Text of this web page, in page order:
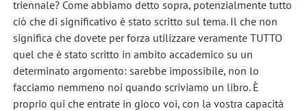
triennale? Come abbiamo detto sopra, potenzialmente tutto
ciò che di significativo è stato scritto sul tema. Il che non
significa che dovete per forza utilizzare veramente TUTTO
quel che è stato scritto in ambito accademico su un
determinato argomento: sarebbe impossibile, non lo
facciamo nemmeno noi quando scriviamo un libro. È
proprio qui che entrate in gioco voi, con la vostra capacità